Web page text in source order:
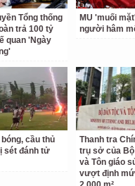
Tổng thống
trả 100 tỷ
quan 'Ngày
MU 'muối
người hâm
cầu thủ
sét đánh tử
Thanh tra
trụ sở của
và Tôn giáo
vượt định